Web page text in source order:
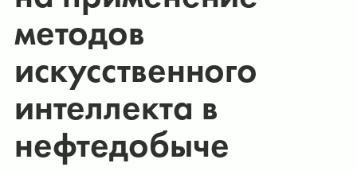
методов
искусственного
интеллекта в
нефтедобыче